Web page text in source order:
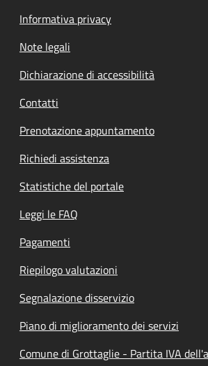
Informativa privacy
Note legali
Dichiarazione di accessibilità
Contatti
Prenotazione appuntamento
Richiedi assistenza
Statistiche del portale
Leggi le FAQ
Pagamenti
Riepilogo valutazioni
Segnalazione disservizio
Piano di miglioramento dei servizi
Comune di Grottaglie - Partita IVA